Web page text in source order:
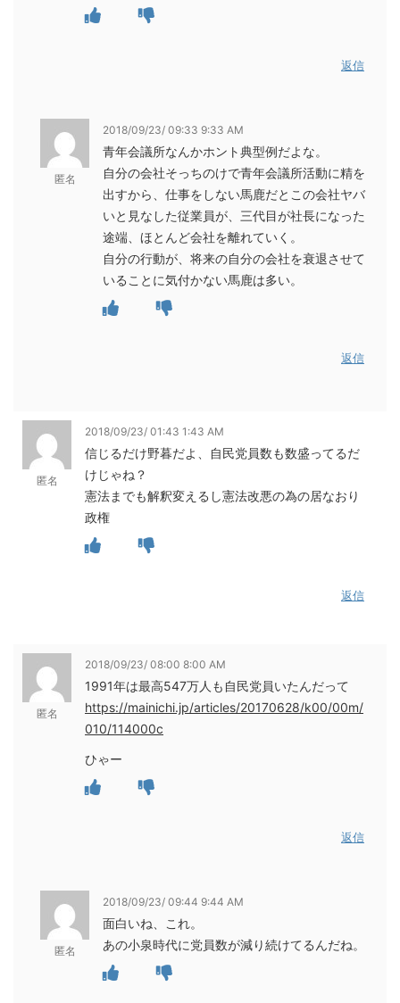
返信
匿名
2018/09/23/ 09:33 9:33 AM
青年会議所なんかホント典型例だよな。
自分の会社そっちのけで青年会議所活動に精を
出すから、仕事をしない馬鹿だとこの会社ヤバ
いと見なした従業員が、三代目が社長になった
途端、ほとんど会社を離れていく。
自分の行動が、将来の自分の会社を衰退させて
いることに気付かない馬鹿は多い。
返信
匿名
2018/09/23/ 01:43 1:43 AM
信じるだけ野暮だよ、自民党員数も数盛ってるだ
けじゃね？
憲法までも解釈変えるし憲法改悪の為の居なおり
政権
返信
匿名
2018/09/23/ 08:00 8:00 AM
1991年は最高547万人も自民党員いたんだって
https://mainichi.jp/articles/20170628/k00/00m/
010/114000c
ひゃー
返信
匿名
2018/09/23/ 09:44 9:44 AM
面白いね、これ。
あの小泉時代に党員数が減り続けてるんだね。